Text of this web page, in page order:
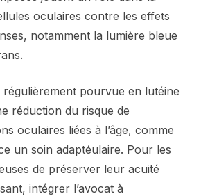
oculaires contre les effets
notamment la lumière bleue
régulièrement pourvue en lutéine
réduction du risque de
oculaires liées à l’âge, comme
un soin adaptéulaire. Pour les
de préserver leur acuité
intégrer l’avocat à